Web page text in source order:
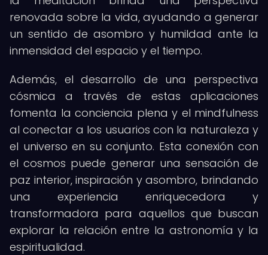
renovada sobre la vida, ayudando a generar
un sentido de asombro y humildad ante la
inmensidad del espacio y el tiempo.
Además, el desarrollo de una perspectiva
cósmica a través de estas aplicaciones
fomenta la conciencia plena y el mindfulness
al conectar a los usuarios con la naturaleza y
el universo en su conjunto. Esta conexión con
el cosmos puede generar una sensación de
paz interior, inspiración y asombro, brindando
una experiencia enriquecedora y
transformadora para aquellos que buscan
explorar la relación entre la astronomía y la
espiritualidad.